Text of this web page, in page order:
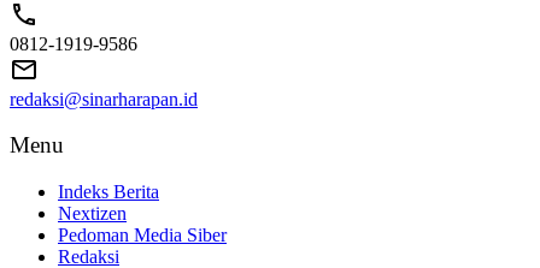
0812-1919-9586
redaksi@sinarharapan.id
Menu
Indeks Berita
Nextizen
Pedoman Media Siber
Redaksi